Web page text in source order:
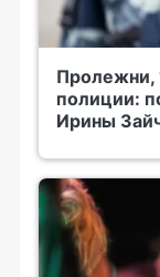
Пролежни,
полиции:
Ирины